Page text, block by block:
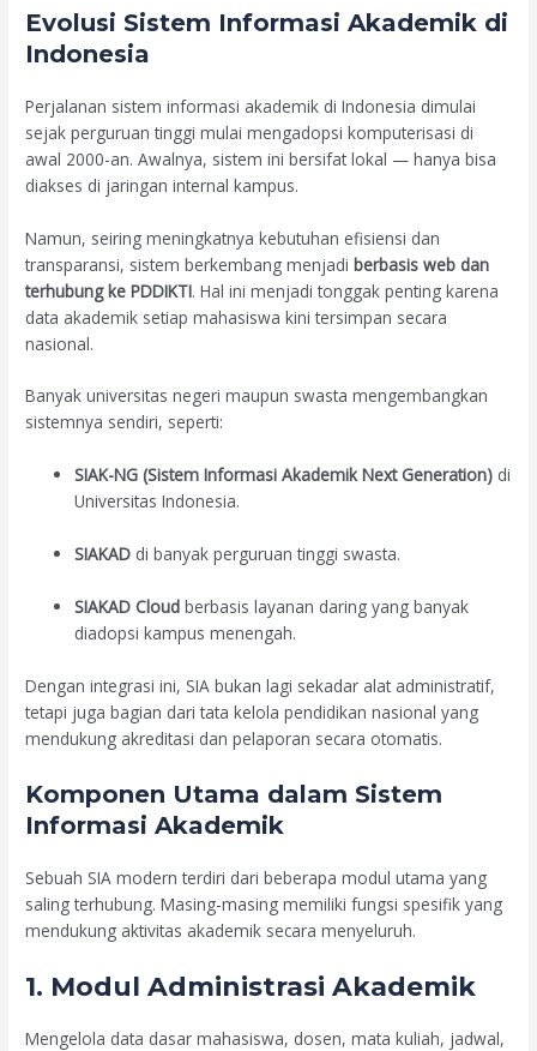
Evolusi Sistem Informasi Akademik di
Indonesia
Perjalanan sistem informasi akademik di Indonesia dimulai
sejak perguruan tinggi mulai mengadopsi komputerisasi di
awal 2000-an. Awalnya, sistem ini bersifat lokal — hanya bisa
diakses di jaringan internal kampus.
Namun, seiring meningkatnya kebutuhan efisiensi dan
transparansi, sistem berkembang menjadiberbasis web dan
terhubung ke PDDIKTI. Hal ini menjadi tonggak penting karena
data akademik setiap mahasiswa kini tersimpan secara
nasional.
Banyak universitas negeri maupun swasta mengembangkan
sistemnya sendiri, seperti:
SIAK-NG (Sistem Informasi Akademik Next Generation) di
Universitas Indonesia.
SIAKAD di banyak perguruan tinggi swasta.
SIAKAD Cloud berbasis layanan daring yang banyak
diadopsi kampus menengah.
Dengan integrasi ini, SIA bukan lagi sekadar alat administratif,
tetapi juga bagian dari tata kelola pendidikan nasional yang
mendukung akreditasi dan pelaporan secara otomatis.
Komponen Utama dalam Sistem
Informasi Akademik
Sebuah SIA modern terdiri dari beberapa modul utama yang
saling terhubung. Masing-masing memiliki fungsi spesifik yang
mendukung aktivitas akademik secara menyeluruh.
1. Modul Administrasi Akademik
Mengelola data dasar mahasiswa, dosen, mata kuliah, jadwal,